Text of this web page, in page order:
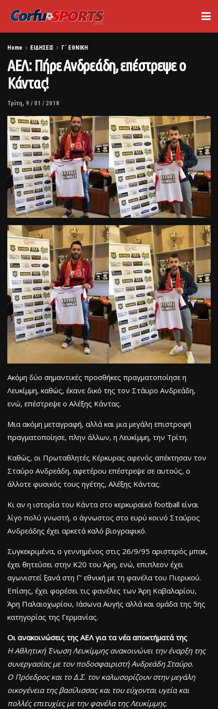
Home ΕΙΔΗΣΕΙΣ Γ΄ ΕΘΝΙΚΗ
ΑΕΛ: Πήρε Ανδρεάδη, επέστρεψε ο
Κάντας!
Τρίτη, 9 / 01 / 2018
Ακόμη δύο σημαντικές προσθήκες πραγματοποίησε η
Λευκίμμη, καθώς, έκανε δικό της τον Στάυρο Ανδρεάδη,
ενώ, επέστρεψε ο Αλέξης Κάντας.
Μια ακόμη μεταγραφή, αλλά και μια μεγάλη επιστροφή
πραγματοποίησε, πλην άλλων, η Λευκίμμη, την Τρίτη.
Καθώς, οι Πρωταθλητές Κέρκυρας αφενός απέκτησαν τον
Σταύρο Ανδρεάδη, αφετέρου επέστρεψε σε αυτούς, ο
άλλοτε φυσικός τους ηγέτης, Αλέξης Κάντας.
Κι αν η ιστορία του Κάντα στο κερκυραϊκό football είναι
λίγο πολύ γνωστή, ο άγνωστος στο ευρύ κοινό Σταύρος
Ανδρεάδης έχει αρκετά καλό βιογραφικό.
Συγκεκριμένα, ο γεννημένος στις 26/9/95 αριστερός μπακ,
έχει θητεύσει στην Κ20 του Άρη, ενώ, επιπλεον έχει
αγωνιστεί ξανά στη Γ’ εθνική με τη φανέλα του Πιερικού.
Επίσης, έχει φορέσει τις φανέλες των Άρη Καβαλαρίου,
Άρη Παλαιοχωρίου, Ιάσωνα Αυγής αλλά και ομάδα της 5ης
κατηγορίας της Γερμανίας.
Οι ανακοινώσεις της ΑΕΛ για τα νέα αποκτήματά της
Η Αθλητική Ένωση Λευκίμμης ανακοινώνει την έναρξη της
συνεργασίας με τον ποδοσφαιριστή Ανδρεάδη Σταύρο.
Ο Πρόεδρος και το Δ.Σ. τον καλωσορίζουν στην μεγάλη
οικογένεια της βασίλισσας και του εύχονται υγεία και
πολλές επιτυχίες με την φανέλα της Λευκίμμης.